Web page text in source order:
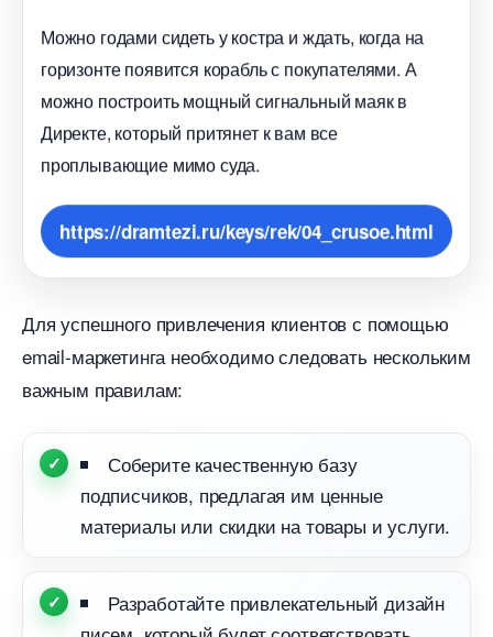
Можно годами сидеть у костра и ждать, когда на
оризонте появится корабль с покупателями. А
можно построить мощный сигнальный маяк
Директе, который притянет к вам все
проплывающие мимо суда.
https://dramtezi.ru/keys/rek/04_crusoe.html
Для успешного привлечения клиентов с помощью
email-маркетинга необходимо следовать нескольким
ажным правилам:
Соберите качественную базу
подписчиков, предлагая им ценные
материалы или скидки на товары и услуги.
Разработайте привлекательный дизайн